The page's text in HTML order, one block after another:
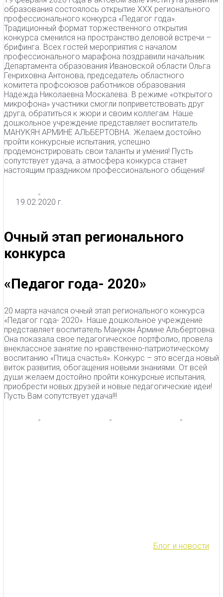
образования состоялось открытие XXX регионального
профессионального конкурса «Педагог года».
Традиционный формат торжественного открытия
конкурса сменился на пространство деловой встречи –
брифинга. Всех гостей мероприятия с началом
профессионального марафона поздравили начальник
Департамента образования Ивановской области Ольга
Генриховна Антонова, председатель областного
комитета профсоюзов работников образования
Надежда Николаевна Москалева. В режиме «открытого
микрофона» участники смогли поприветствовать друг
друга, обратиться к жюри и своим коллегам. Наше
дошкольное учреждение представляет воспитатель
МАНУКЯН АРМИНЕ АЛЬБЕРТОВНА. Желаем достойно
пройти конкурсные испытания, успешно
продемонстрировать свои таланты и умения! Пусть
сопутствует удача, а атмосфера конкурса станет
настоящим праздником профессионального общения!
19.02.2020 г.
Очный этап регионального
конкурса
«Педагог года- 2020»
20 марта начался очный этап регионального конкурса
«Педагог года- 2020». Наше дошкольное учреждение
представляет воспитатель Манукян Армине Альбертовна.
Она показала свое педагогическое портфолио, провела
внеклассное занятие по нравственно-патриотическому
воспитанию «Птица счастья». Конкурс – это всегда новый
виток развития, обогащения новыми знаниями. От всей
души желаем достойно пройти конкурсные испытания,
приобрести новых друзей и новые педагогические идеи!
Пусть Вам сопутствует удача!!!
Блог и новости